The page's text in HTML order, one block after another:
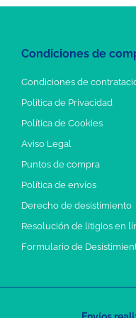
Condiciones de
Condiciones de
Política de Privacidad
Política de Cookies
Aviso Legal
Puntos de compra
Política de envíos
Derecho de desistimiento
Resolución de litigios en
Formulario de